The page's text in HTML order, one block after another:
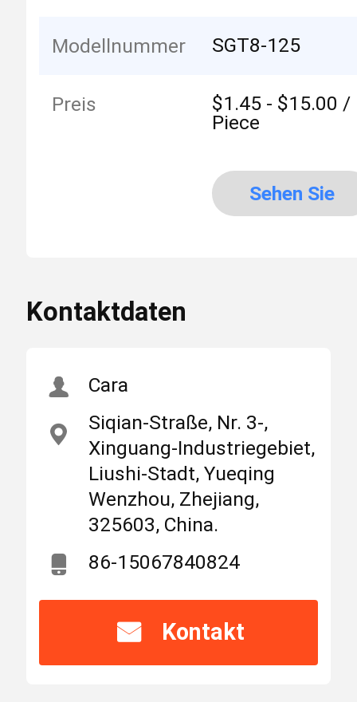
Produits
MCB-Leistungsschalter
Geformter Fall-Leistungsschalter
Modellnummer SGT8-125
Preis
$1.45 - $15.00 /
Piece
Sehen Sie
Markieren
4pole
,
Leistungsschalter
der Isolierung
4pole
,
Trennerschalter
SGT8-125
Herkunftsort Zhejiang, China
Kontaktdaten
Cara
Siqian-Straße, Nr. 3-,
Xinguang-Industriegebiet,
Liushi-Stadt, Yueqing
Wenzhou, Zhejiang,
325603, China.
86-15067840824
Kontakt